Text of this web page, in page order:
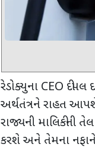
રેડોક્યુના CEO દીપલ
અર્થતંત્રને રાહત
રાજ્યની માલિકીની
કરશે અને તેમના